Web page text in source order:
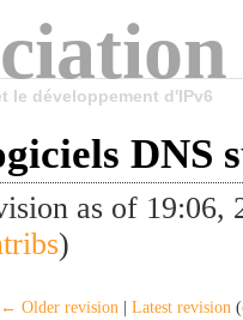
le développement d'IPv6
DNS
as of 19:06,
)
← Older revision Latest revision (